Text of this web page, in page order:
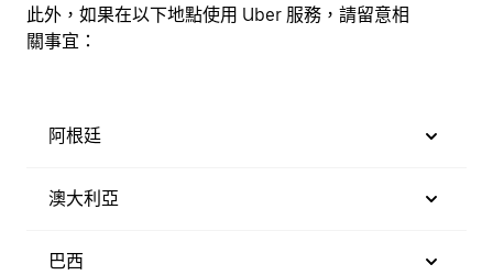
此外，如果在以下地點使用 Uber 服務，請留意相
關事宜：
阿根廷
澳大利亞
巴西